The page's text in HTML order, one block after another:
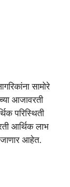
सामोरे
आजावरती
परिस्थिती
आर्थिक लाभ
जाणार आहेत.